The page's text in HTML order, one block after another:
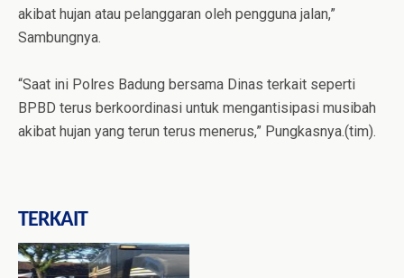
akibat hujan atau pelanggaran oleh pengguna jalan,”
Sambungnya.
“Saat ini Polres Badung bersama Dinas terkait seperti
BPBD terus berkoordinasi untuk mengantisipasi musibah
akibat hujan yang terun terus menerus,” Pungkasnya.(tim).
TERKAIT